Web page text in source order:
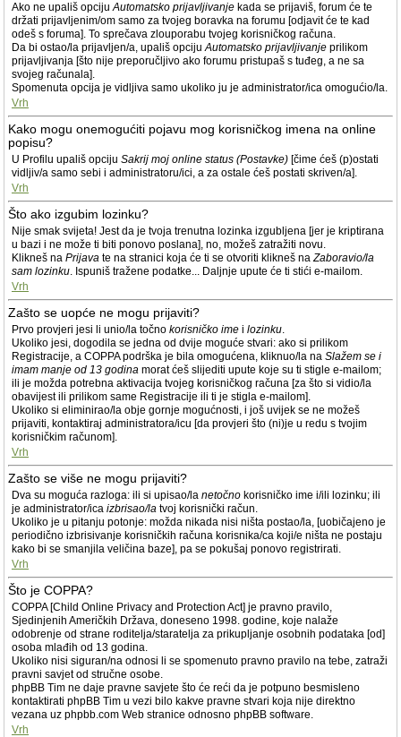
Ako ne upališ opcijuAutomatsko prijavljivanje kada se prijaviš, forum će te
držati prijavljenim/om samo za tvojeg boravka na forumu [odjavit će te kad
odeš s foruma]. To sprečava zlouporabu tvojeg korisničkog računa.
Da bi ostao/la prijavljen/a, upališ opcijuAutomatsko prijavljivanje prilikom
prijavljivanja [što nije preporučljivo ako forumu pristupaš s tuđeg, a ne sa
svojeg računala].
Spomenuta opcija je vidljiva samo ukoliko ju je administrator/ica omogućio/la.
Vrh
Kako mogu onemogućiti pojavu mog korisničkog imena na online
popisu?
U Profilu upališ opciju Sakrij moj online status (Postavke) [čime ćeš (p)ostati
vidljiv/a samo sebi i administratoru/ici, a za ostale ćeš postati skriven/a].
Vrh
Što ako izgubim lozinku?
Nije smak svijeta! Jest da je tvoja trenutna lozinka izgubljena [jer je kriptirana
u bazi i ne može ti biti ponovo poslana], no, možeš zatražiti novu.
Klikneš na Prijava te na stranici koja će ti se otvoriti klikneš naZaboravio/la
sam lozinku. Ispuniš tražene podatke... Daljnje upute će ti stići e-mailom.
Vrh
Zašto se uopće ne mogu prijaviti?
Prvo provjeri jesi li unio/la točno korisničko ime i lozinku.
Ukoliko jesi, dogodila se jedna od dvije moguće stvari: ako si prilikom
Registracije, a COPPA podrška je bila omogućena, kliknuo/la na Slažem se i
imam manje od 13 godina morat ćeš slijediti upute koje su ti stigle e-mailom;
ili je možda potrebna aktivacija tvojeg korisničkog računa [za što si vidio/la
obavijest ili prilikom same Registracije ili ti je stigla e-mailom].
Ukoliko si eliminirao/la obje gornje mogućnosti, i još uvijek se ne možeš
prijaviti, kontaktiraj administratora/icu [da provjeri što (ni)je u redu s tvojim
korisničkim računom].
Vrh
Zašto se više ne mogu prijaviti?
Dva su moguća razloga: ili si upisao/la netočno korisničko ime i/ili lozinku; ili
je administrator/ica izbrisao/la tvoj korisnički račun.
Ukoliko je u pitanju potonje: možda nikada nisi ništa postao/la, [uobičajeno je
periodično izbrisivanje korisničkih računa korisnika/ca koji/e ništa ne postaju
kako bi se smanjila veličina baze], pa se pokušaj ponovo registrirati.
Vrh
Što je COPPA?
COPPA [Child Online Privacy and Protection Act] je pravno pravilo,
Sjedinjenih Američkih Država, doneseno 1998. godine, koje nalaže
odobrenje od strane roditelja/staratelja za prikupljanje osobnih podataka [od]
osoba mlađih od 13 godina.
Ukoliko nisi siguran/na odnosi li se spomenuto pravno pravilo na tebe, zatraži
pravni savjet od stručne osobe.
phpBB Tim ne daje pravne savjete što će reći da je potpuno besmisleno
kontaktirati phpBB Tim u vezi bilo kakve pravne stvari koja nije direktno
vezana uz phpbb.com Web stranice odnosno phpBB software.
Vrh